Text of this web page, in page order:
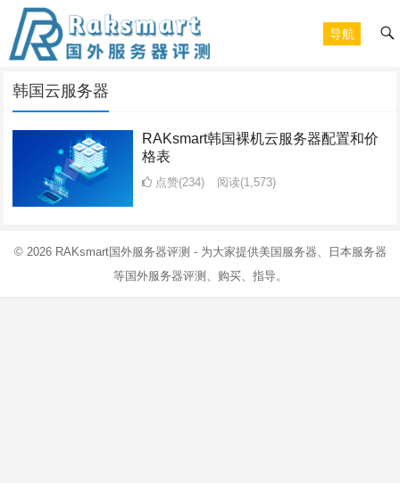
导航
韩国云服务器
RAKsmart韩国裸机云服务器配置和价
格表
点赞(234) 阅读(1,573)
© 2026 RAKsmart国外服务器评测 - 为大家提供美国服务器、日本服务器
等国外服务器评测、购买、指导。